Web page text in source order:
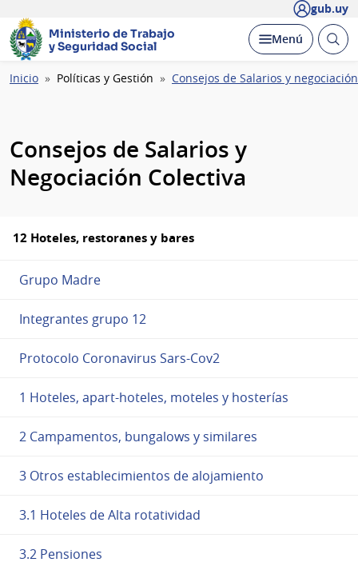
gub.uy
Ministerio de Trabajo
y Seguridad Social
Desplegar
Menú Abrir
Ruta
Inicio Políticas y Gestión Consejos de Salarios y
Consejos de Salarios y
Negociación Colectiva
12 Hoteles, restoranes y bares
Grupo Madre
Integrantes grupo 12
Protocolo Coronavirus Sars-Cov2
1 Hoteles, apart-hoteles, moteles y hosterías
2 Campamentos, bungalows y similares
3 Otros establecimientos de alojamiento
3.1 Hoteles de Alta rotatividad
3.2 Pensiones